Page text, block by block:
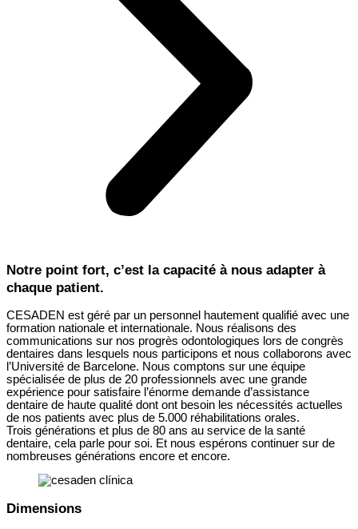
Notre point fort, c’est la capacité à nous adapter à
chaque patient.
CESADEN est géré par un personnel hautement qualifié avec une
formation nationale et internationale. Nous réalisons des
communications sur nos progrès odontologiques lors de congrès
dentaires dans lesquels nous participons et nous collaborons avec
l’Université de Barcelone. Nous comptons sur une équipe
spécialisée de plus de 20 professionnels avec une grande
expérience pour satisfaire l’énorme demande d’assistance
dentaire de haute qualité dont ont besoin les nécessités actuelles
de nos patients avec plus de 5.000 réhabilitations orales.
Trois générations et plus de 80 ans au service de la santé
dentaire, cela parle pour soi. Et nous espérons continuer sur de
nombreuses générations encore et encore.
Dimensions